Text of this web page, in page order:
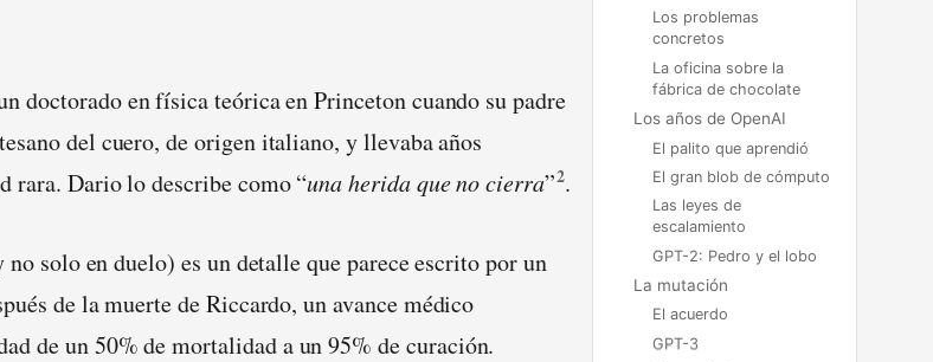
doctorado en física teórica en Princeton cuando su padre
del cuero, de origen italiano, y llevaba años
rara. Dario lo describe como “una herida que no cierra”2.
solo en duelo) es un detalle que parece escrito por un
de la muerte de Riccardo, un avance médico
de un 50% de mortalidad a un 95% de curación.
Los problemas
concretos
La oficina sobre la
fábrica de chocolate
Los años de OpenAI
El palito que aprendió
El gran blob de cómputo
Las leyes de
escalamiento
GPT-2: Pedro y el lobo
La mutación
El acuerdo
GPT-3